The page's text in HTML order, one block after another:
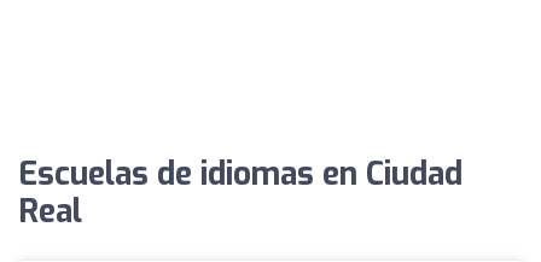
Escuelas de idiomas en Ciudad
Real